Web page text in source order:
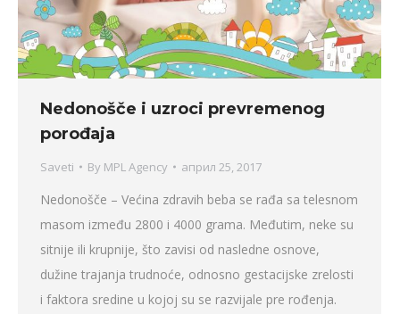
Nedonošče i uzroci prevremenog
porođaja
Saveti By MPL Agency април 25, 2017
Nedonošče – Većina zdravih beba se rađa sa telesnom
masom između 2800 i 4000 grama. Međutim, neke su
sitnije ili krupnije, što zavisi od nasledne osnove,
dužine trajanja trudnoće, odnosno gestacijske zrelosti
i faktora sredine u kojoj su se razvijale pre rođenja.